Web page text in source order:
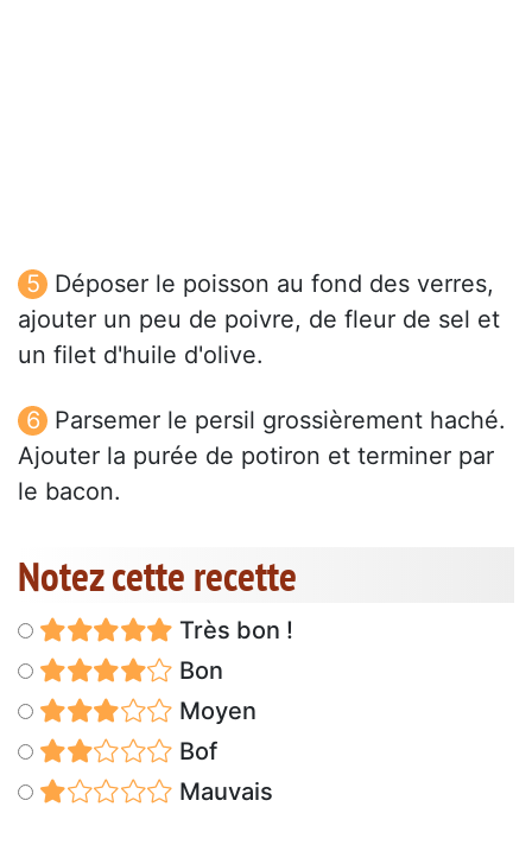
Déposer le poisson au fond des verres,
ajouter un peu de poivre, de fleur de sel et
un filet d'huile d'olive.
Parsemer le persil grossièrement haché.
Ajouter la purée de potiron et terminer par
le bacon.
Notez cette recette
Très bon !
Bon
Moyen
Bof
Mauvais